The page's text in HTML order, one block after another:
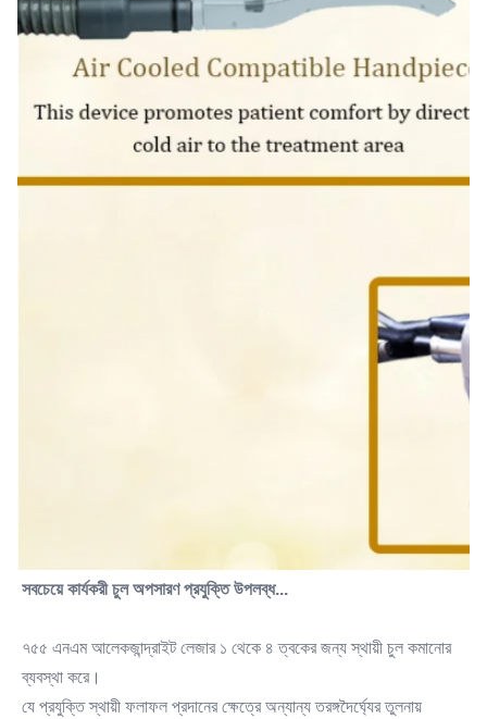
সবচেয়ে কার্যকরী চুল অপসারণ প্রযুক্তি উপলব্ধ...
৭৫৫ এনএম আলেকজান্দ্রাইট লেজার ১ থেকে ৪ ত্বকের জন্য স্থায়ী চুল কমানোর
ব্যবস্থা করে।
যে প্রযুক্তি স্থায়ী ফলাফল প্রদানের ক্ষেত্রে অন্যান্য তরঙ্গদৈর্ঘ্যের তুলনায়